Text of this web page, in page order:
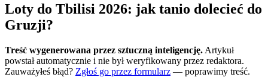
Loty do Tbilisi 2026: jak tanio dolecieć do
Gruzji?
Treść wygenerowana przez sztuczną inteligencję. Artykuł
powstał automatycznie i nie był weryfikowany przez redaktora.
Zauważyłeś błąd? Zgłoś go przez formularz — poprawimy treść.